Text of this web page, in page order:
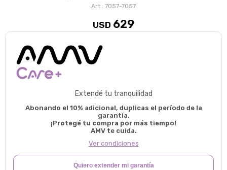
7057-7057
USD 629
Extendé tu tranquilidad
Abonando el 10% adicional, duplicas el período de la
garantía.
¡Protegé tu compra por más tiempo!
AMV te cuida.
Ver condiciones
Quiero extender mi garantía